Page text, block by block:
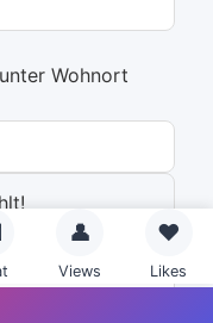
Wohnort
👤
Views
❤️
Likes